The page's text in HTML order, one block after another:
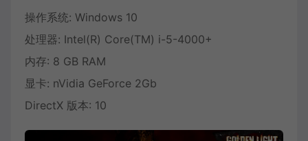
操作系统: Windows 10
处理器: Intel(R) Core(TM) i-5-4000+
内存: 8 GB RAM
显卡: nVidia GeForce 2Gb
DirectX 版本: 10